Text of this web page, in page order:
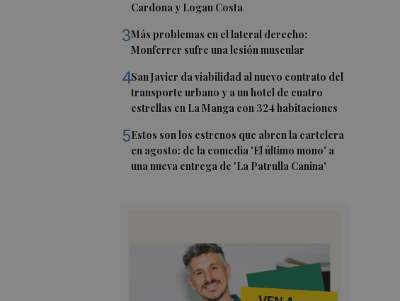
Cardona y Logan Costa
3Más problemas en el lateral derecho:
Monferrer sufre una lesión muscular
4San Javier da viabilidad al nuevo contrato del
transporte urbano y a un hotel de cuatro
estrellas en La Manga con 324 habitaciones
5Estos son los estrenos que abren la cartelera
en agosto: de la comedia 'El último mono' a
una nueva entrega de 'La Patrulla Canina'